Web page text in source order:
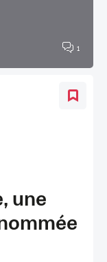
1
une